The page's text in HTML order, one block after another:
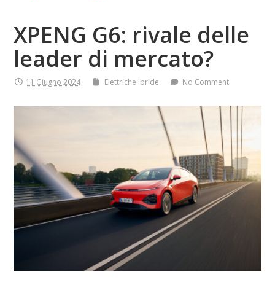
XPENG G6: rivale delle
leader di mercato?
11 Giugno 2024 Elettriche ibride No Comment